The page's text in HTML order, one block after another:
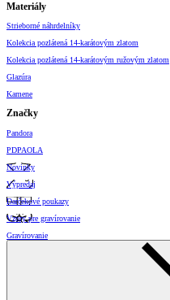
Materiály
Strieborné náhrdelníky
Kolekcia pozlátená 14-karátovým zlatom
Kolekcia pozlátená 14-karátovým ružovým zlatom
Glazúra
Kamene
Značky
Pandora
PDPAOLA
Novinky
Výpredaj
Darčekové poukazy
Vzory pre gravírovanie
Gravírovanie